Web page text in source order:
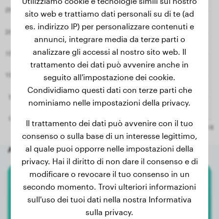
Altri cani a caso
Rhodesian Ridgeback
Jette
sito web e trattiamo dati personali su di te (ad
es. indirizzo IP) per personalizzare contenuti e
annunci, integrare media da terze parti o
analizzare gli accessi al nostro sito web. Il
trattamento dei dati può avvenire anche in
seguito all'impostazione dei cookie.
Condividiamo questi dati con terze parti che
nominiamo nelle impostazioni della privacy.
Il trattamento dei dati può avvenire con il tuo
consenso o sulla base di un interesse legittimo,
al quale puoi opporre nelle impostazioni della
privacy. Hai il diritto di non dare il consenso e di
modificare o revocare il tuo consenso in un
secondo momento. Trovi ulteriori informazioni
sull'uso dei tuoi dati nella nostra Informativa
sulla privacy.